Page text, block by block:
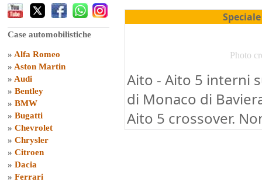
Case automobilistiche
» Alfa Romeo
» Aston Martin
» Audi
» Bentley
» BMW
» Bugatti
» Chevrolet
» Chrysler
» Citroen
» Dacia
» Ferrari
Photo
Aito - Aito 5 interni
di Monaco di
Aito 5 crossover.